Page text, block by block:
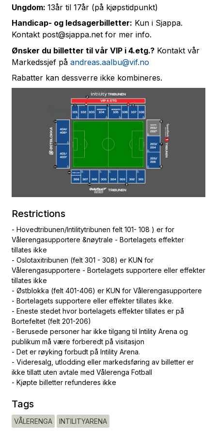
Ungdom: 13år til 17år (på kjøpstidpunkt)
Handicap- og ledsagerbilletter: Kun i Sjappa.
Kontakt post@sjappa.net for mer info.
Ønsker du billetter til vår VIP i 4.etg.? Kontakt vår
Markedssjef på andreas.aalbu@vif.no
Rabatter kan dessverre ikke kombineres.
Restrictions
- Hovedtribunen/Intilitytribunen felt 101- 108 ) er for
Vålerengasupportere &nøytrale - Bortelagets effekter
tillates ikke
- Oslotaxitribunen (felt 301 - 308) er KUN for
Vålerengasupportere - Bortelagets supportere eller effekter
tillates ikke
- Østblokka (felt 401-406) er KUN for Vålerengasupportere
- Bortelagets supportere eller effekter tillates ikke.
- Eneste stedet hvor bortelagets effekter tillates er på
Bortefeltet (felt 201-206)
- Berusede personer har ikke tilgang til Intility Arena og
publikum må være forberedt på visitasjon
- Det er røyking forbudt på Intility Arena.
- Videresalg, utlodding eller markedsføring av billetter er
ikke tillatt uten avtale med Vålerenga Fotball
- Kjøpte billetter refunderes ikke
Tags
VÅLERENGA INTILITYARENA